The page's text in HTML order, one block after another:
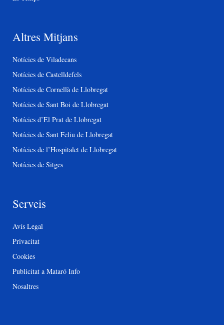
Altres Mitjans
Notícies de Viladecans
Notícies de Castelldefels
Notícies de Cornellà de Llobregat
Notícies de Sant Boi de Llobregat
Notícies d’El Prat de Llobregat
Notícies de Sant Feliu de Llobregat
Notícies de l’Hospitalet de Llobregat
Notícies de Sitges
Serveis
Avís Legal
Privacitat
Cookies
Publicitat a Mataró Info
Nosaltres